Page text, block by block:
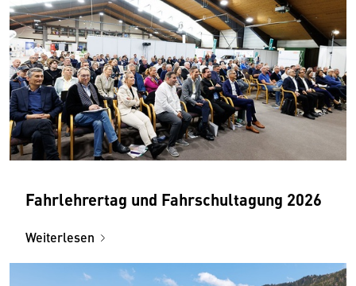
Fahrlehrertag und Fahrschul­tagung 2026
Weiterlesen